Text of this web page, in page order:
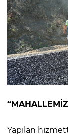
Yapılan